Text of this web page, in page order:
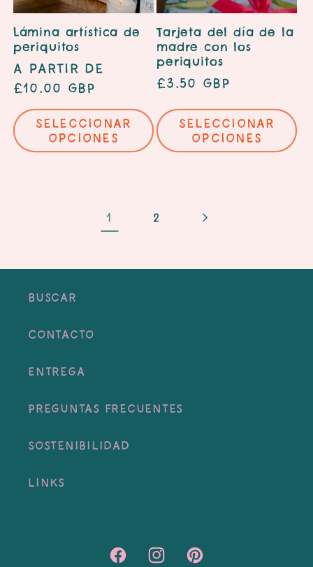
Lámina artística de
periquitos
Precio
habitual
A partir de
£10.00 GBP
Seleccionar
opciones
Tarjeta del día de la
madre con los
periquitos
Precio
£3.50 GBP
Seleccionar
opciones
1 2
Buscar
Contacto
Entrega
Preguntas frecuentes
Sostenibilidad
Links